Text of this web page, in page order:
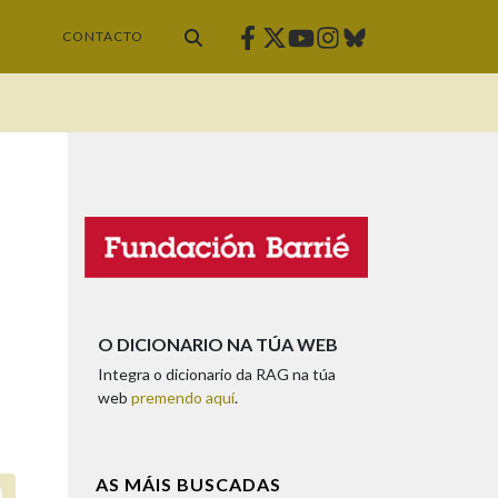
CONTACTO Facebook
Twitter
Youtube
Instagram
Bluesky
O DICIONARIO NA TÚA WEB
Integra o dicionario da RAG na túa
web premendo aquí.
AS MÁIS BUSCADAS